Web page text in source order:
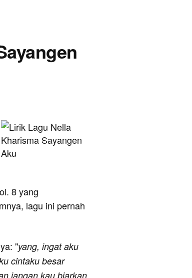
8 yang
lagu ini pernah
"yang, ingat aku
cintaku besar
jangan kau biarkan